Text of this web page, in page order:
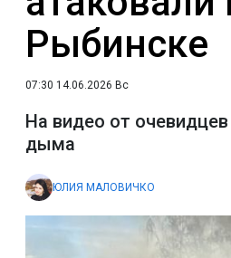
Рыбинске
07:30 14.06.2026 Вс
На видео от
дыма
ЮЛИЯ МАЛОВИЧКО